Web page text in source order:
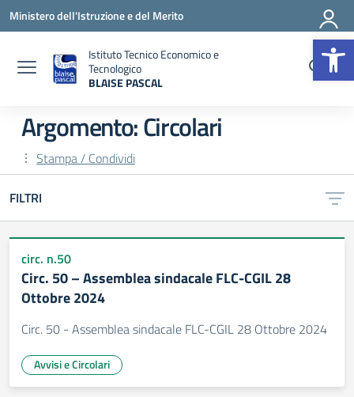
Vai ai contenuti
Vai al menu di navigazione
Vai al footer
Ministero dell'Istruzione e del Merito
Istituto Tecnico Economico e
Tecnologico
BLAISE PASCAL
Argomento: Circolari
Stampa / Condividi
FILTRI
circ. n.50
Circ. 50 – Assemblea sindacale FLC-CGIL 28
Ottobre 2024
Circ. 50 - Assemblea sindacale FLC-CGIL 28 Ottobre 2024
Avvisi e Circolari